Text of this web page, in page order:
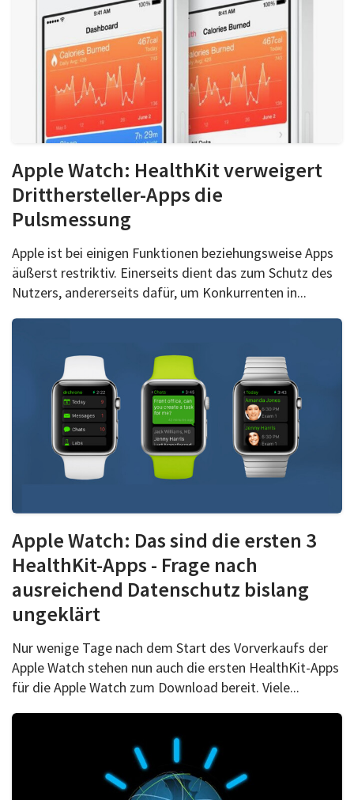
Apple Watch: HealthKit verweigert
Dritthersteller-Apps die
Pulsmessung
Apple ist bei einigen Funktionen beziehungsweise Apps
äußerst restriktiv. Einerseits dient das zum Schutz des
Nutzers, andererseits dafür, um Konkurrenten in...
Apple Watch: Das sind die ersten 3
HealthKit-Apps - Frage nach
ausreichend Datenschutz bislang
ungeklärt
Nur wenige Tage nach dem Start des Vorverkaufs der
Apple Watch stehen nun auch die ersten HealthKit-Apps
für die Apple Watch zum Download bereit. Viele...